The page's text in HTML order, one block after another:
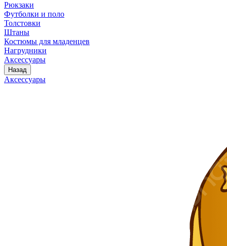
Рюкзаки
Футболки и поло
Толстовки
Штаны
Костюмы для младенцев
Нагрудники
Аксессуары
Назад
Аксессуары